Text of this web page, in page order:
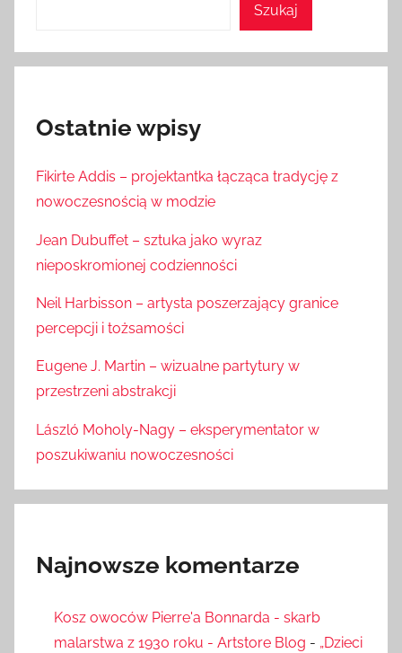
Szukaj
Ostatnie wpisy
Fikirte Addis – projektantka łącząca tradycję z
nowoczesnością w modzie
Jean Dubuffet – sztuka jako wyraz
nieposkromionej codzienności
Neil Harbisson – artysta poszerzający granice
percepcji i tożsamości
Eugene J. Martin – wizualne partytury w
przestrzeni abstrakcji
László Moholy-Nagy – eksperymentator w
poszukiwaniu nowoczesności
Najnowsze komentarze
Kosz owoców Pierre'a Bonnarda - skarb
malarstwa z 1930 roku - Artstore Blog - „Dzieci